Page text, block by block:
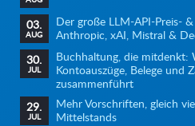
03.
AUG
Der große LLM-API-Preis-
Anthropic, xAI, Mistral &
30.
JUL
Buchhaltung, die mitdenkt:
Kontoauszüge, Belege und
zusammenführt
29.
JUL
Mehr Vorschriften, gleich
Mittelstands